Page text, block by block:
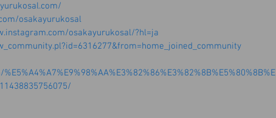
osakayurukosal
osakayurukosal/?hl=ja